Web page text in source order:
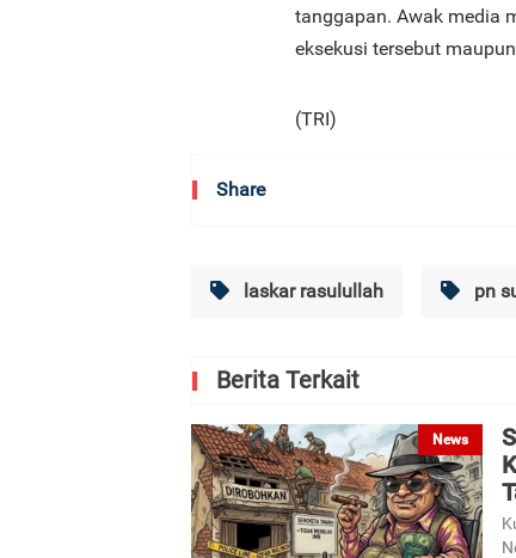
tanggapan. Awak media
eksekusi tersebut
(TRI)
Share
laskar rasulullah pn
Berita Terkait
News